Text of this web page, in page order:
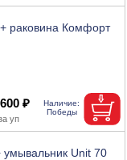
раковина Комфорт
₽
Unit 70